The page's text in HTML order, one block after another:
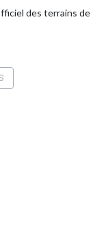
des terrains de